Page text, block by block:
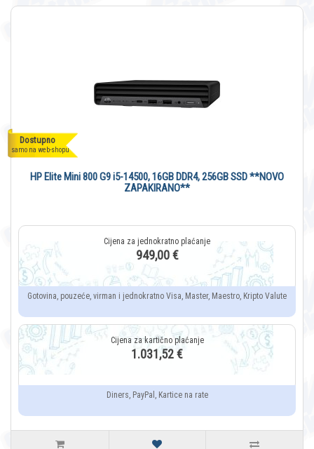
Dostupno
samo na web-shopu
HP Elite Mini 800 G9 i5-14500, 16GB DDR4, 256GB SSD **NOVO
ZAPAKIRANO**
949,00 €
Gotovina, pouzeće, virman i jednokratno Visa, Master, Maestro, Kripto Valute
1.031,52 €
Diners, PayPal, Kartice na rate